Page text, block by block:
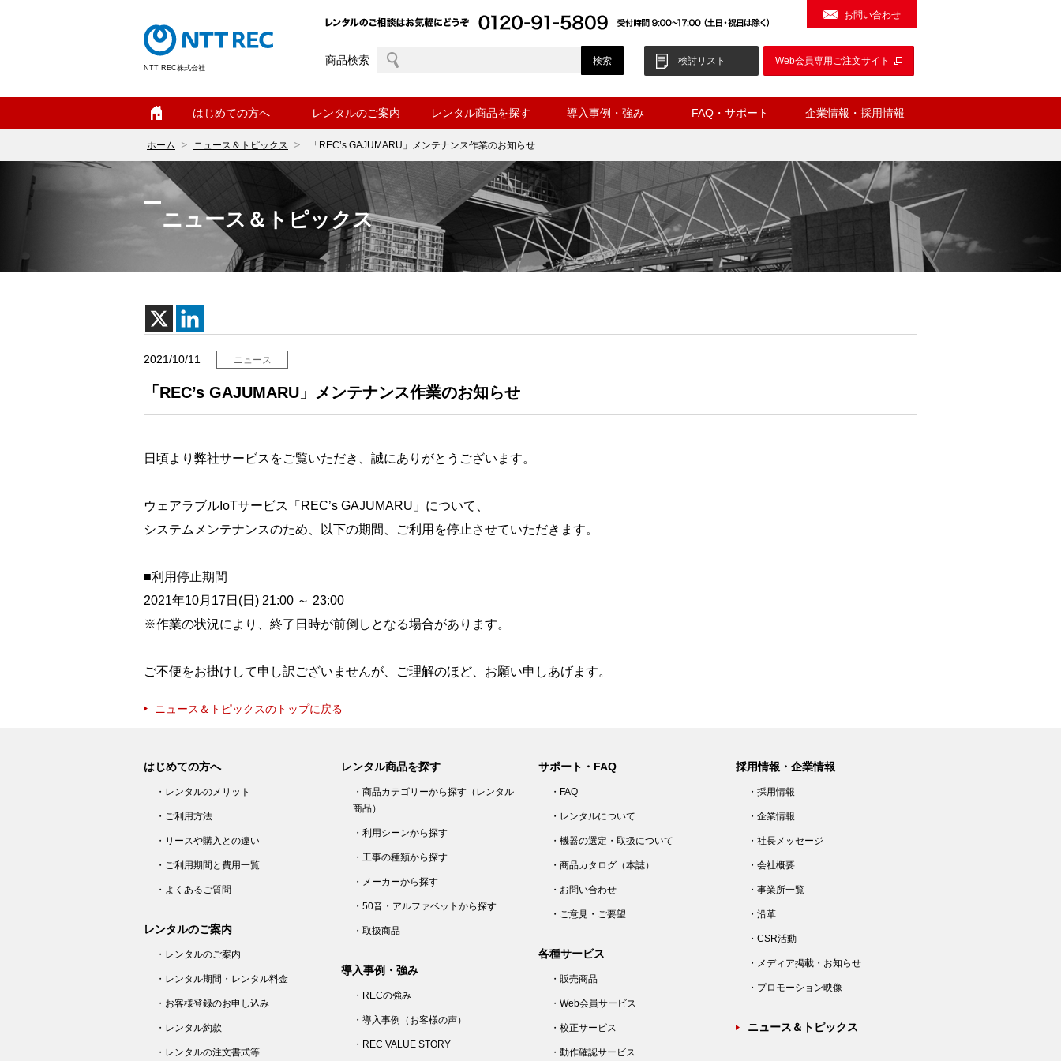
NTT REC株式会社
お問い合わせ
商品検索 検討リスト Web会員専用ご注文サイト
はじめての方へ レンタルのご案内 レンタル商品を探す 導入事例・強み FAQ・サポート 企業情報・採用情報
ホーム ニュース＆トピックス 「REC’s GAJUMARU」メンテナンス作業のお知らせ
ニュース＆トピックス
2021/10/11 ニュース
「REC’s GAJUMARU」メンテナンス作業のお知らせ
⽇頃より弊社サービスをご覧いただき、誠にありがとうございます。
ウェアラブルIoTサービス「REC’s GAJUMARU」について、
システムメンテナンスのため、以下の期間、ご利用を停止させていただきます。
■利用停止期間
2021年10月17日(日) 21:00 ～ 23:00
※作業の状況により、終了日時が前倒しとなる場合があります。
ご不便をお掛けして申し訳ございませんが、ご理解のほど、お願い申しあげます。
ニュース＆トピックスのトップに戻る
はじめての方へ
・レンタルのメリット
・ご利用方法
・リースや購入との違い
・ご利用期間と費用一覧
・よくあるご質問
レンタルのご案内
・レンタルのご案内
・レンタル期間・レンタル料金
・お客様登録のお申し込み
・レンタル約款
・レンタルの注文書式等
レンタル商品を探す
・商品カテゴリーから探す（レンタル
商品）
・利用シーンから探す
・工事の種類から探す
・メーカーから探す
・50音・アルファベットから探す
・取扱商品
導入事例・強み
・RECの強み
・導入事例（お客様の声）
・REC VALUE STORY
サポート・FAQ
・FAQ
・レンタルについて
・機器の選定・取扱について
・商品カタログ（本誌）
・お問い合わせ
・ご意見・ご要望
各種サービス
・販売商品
・Web会員サービス
・校正サービス
・動作確認サービス
採用情報・企業情報
・採用情報
・企業情報
・社長メッセージ
・会社概要
・事業所一覧
・沿革
・CSR活動
・メディア掲載・お知らせ
・プロモーション映像
ニュース＆トピックス